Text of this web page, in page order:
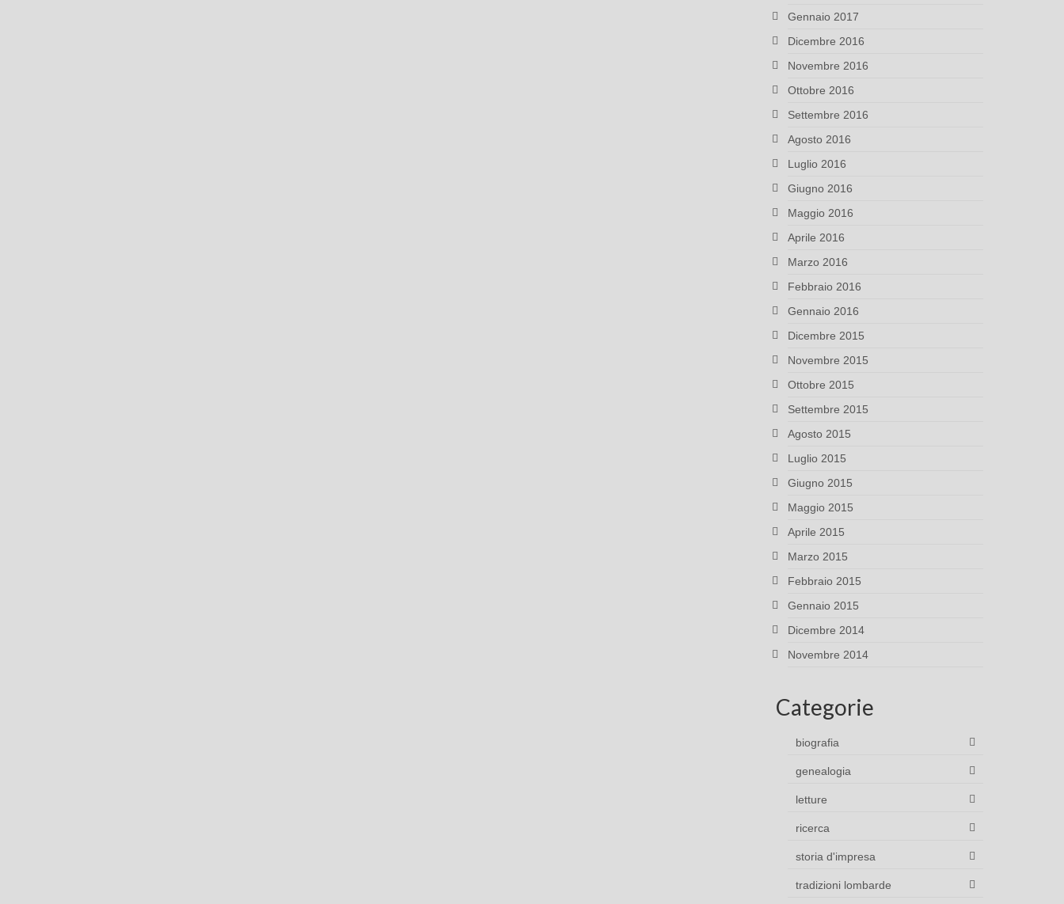
Gennaio 2017
Dicembre 2016
Novembre 2016
Ottobre 2016
Settembre 2016
Agosto 2016
Luglio 2016
Giugno 2016
Maggio 2016
Aprile 2016
Marzo 2016
Febbraio 2016
Gennaio 2016
Dicembre 2015
Novembre 2015
Ottobre 2015
Settembre 2015
Agosto 2015
Luglio 2015
Giugno 2015
Maggio 2015
Aprile 2015
Marzo 2015
Febbraio 2015
Gennaio 2015
Dicembre 2014
Novembre 2014
Categorie
biografia
genealogia
letture
ricerca
storia d'impresa
tradizioni lombarde